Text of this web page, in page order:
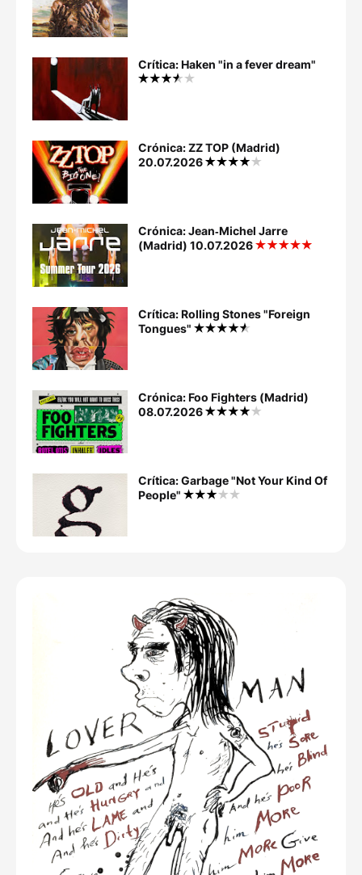
Crítica: Haken "in a fever dream"
Crónica: ZZ TOP (Madrid)
20.07.2026
Crónica: Jean‐Michel Jarre
(Madrid) 10.07.2026
Crítica: Rolling Stones "Foreign
Tongues"
Crónica: Foo Fighters (Madrid)
08.07.2026
Crítica: Garbage "Not Your Kind Of
People"